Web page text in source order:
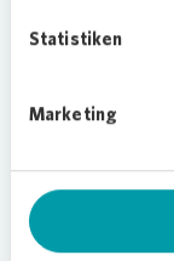
Statistiken
Marketing
den
eine 4-
einem